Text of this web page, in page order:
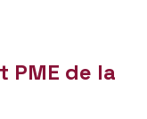
PME de la